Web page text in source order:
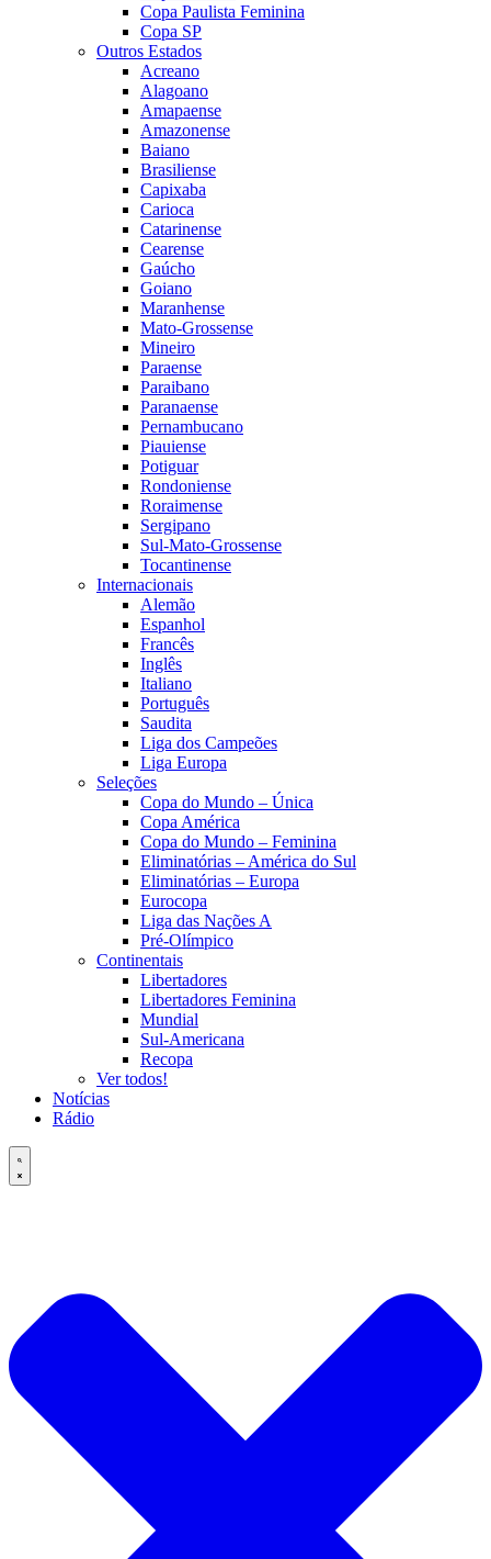
Copa Paulista Feminina
Copa SP
Outros Estados
Acreano
Alagoano
Amapaense
Amazonense
Baiano
Brasiliense
Capixaba
Carioca
Catarinense
Cearense
Gaúcho
Goiano
Maranhense
Mato-Grossense
Mineiro
Paraense
Paraibano
Paranaense
Pernambucano
Piauiense
Potiguar
Rondoniense
Roraimense
Sergipano
Sul-Mato-Grossense
Tocantinense
Internacionais
Alemão
Espanhol
Francês
Inglês
Italiano
Português
Saudita
Liga dos Campeões
Liga Europa
Seleções
Copa do Mundo – Única
Copa América
Copa do Mundo – Feminina
Eliminatórias – América do Sul
Eliminatórias – Europa
Eurocopa
Liga das Nações A
Pré-Olímpico
Continentais
Libertadores
Libertadores Feminina
Mundial
Sul-Americana
Recopa
Ver todos!
Notícias
Rádio